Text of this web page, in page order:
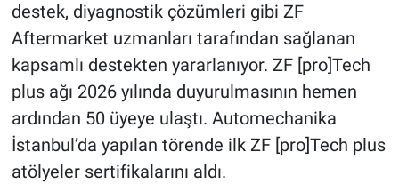
destek, diyagnostik çözümleri gibi ZF
Aftermarket uzmanları tarafından sağlanan
kapsamlı destekten yararlanıyor. ZF [pro]Tech
plus ağı 2026 yılında duyurulmasının hemen
ardından 50 üyeye ulaştı. Automechanika
İstanbul’da yapılan törende ilk ZF [pro]Tech plus
atölyeler sertifikalarını aldı.